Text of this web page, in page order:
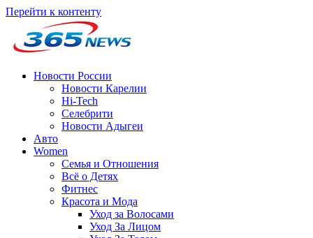
Перейти к контенту
Новости России
Новости Карелии
Hi-Tech
Селебрити
Новости Адыгеи
Авто
Women
Семья и Отношения
Всё о Детях
Фитнес
Красота и Мода
Уход за Волосами
Уход За Лицом